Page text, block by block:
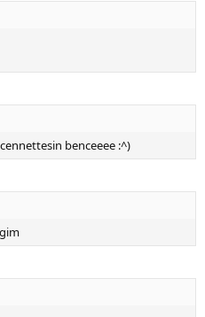
benceeee :^)